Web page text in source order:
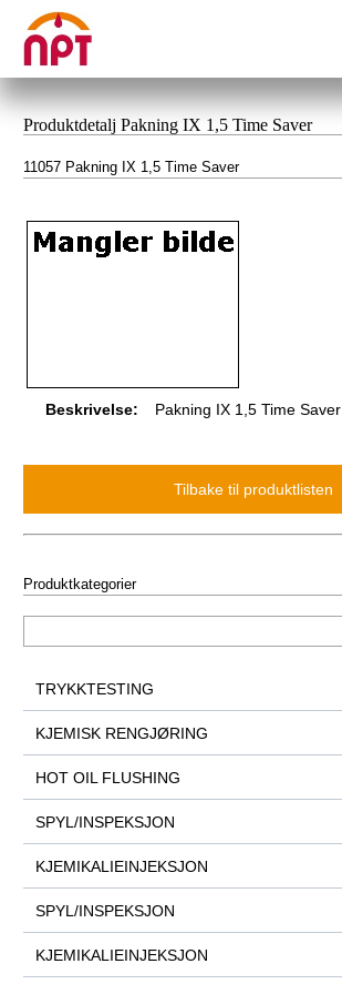
Produktdetalj Pakning IX 1,5 Time Saver
11057 Pakning IX 1,5 Time Saver
Beskrivelse: Pakning IX 1,5 Time Saver
Produktkategorier
TRYKKTESTING
KJEMISK RENGJØRING
HOT OIL FLUSHING
SPYL/INSPEKSJON
KJEMIKALIEINJEKSJON
SPYL/INSPEKSJON
KJEMIKALIEINJEKSJON